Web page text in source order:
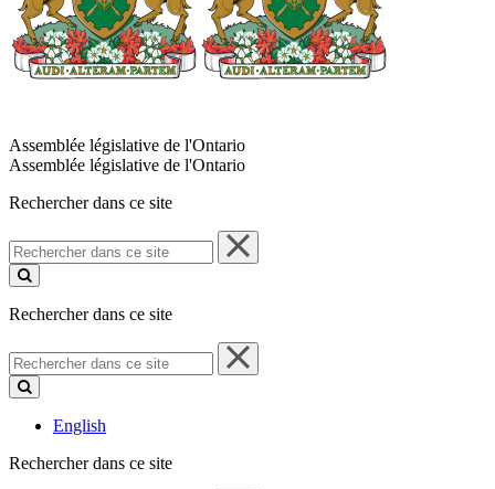
Assemblée législative de l'Ontario
Assemblée législative de l'Ontario
Rechercher dans ce site
Rechercher
dans
ce
Rechercher dans ce site
Rechercher
dans
ce
English
Rechercher dans ce site